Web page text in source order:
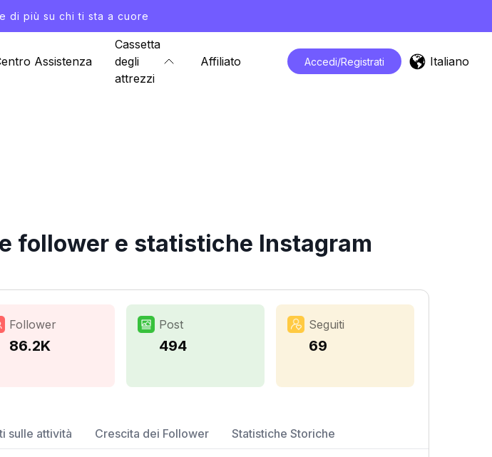
di più su chi ti sta a cuore
Assistenza
Cassetta
degli
attrezzi
Affiliato Accedi/Registrati Italiano
follower e statistiche Instagram
Follower
86.2K
Post
494
Seguiti
69
sulle attività Crescita dei Follower Statistiche Storiche